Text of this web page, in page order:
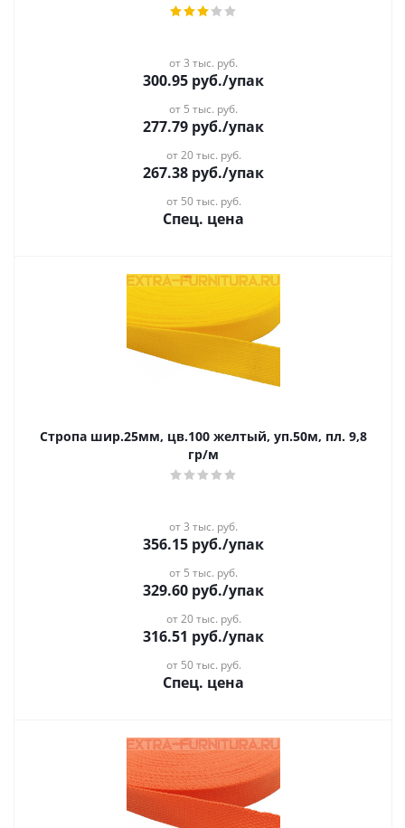
от 3 тыс. руб.
300.95 руб./упак
от 5 тыс. руб.
277.79 руб./упак
от 20 тыс. руб.
267.38 руб./упак
от 50 тыс. руб.
Спец. цена
Стропа шир.25мм, цв.100 желтый, уп.50м, пл. 9,8
гр/м
от 3 тыс. руб.
356.15 руб./упак
от 5 тыс. руб.
329.60 руб./упак
от 20 тыс. руб.
316.51 руб./упак
от 50 тыс. руб.
Спец. цена